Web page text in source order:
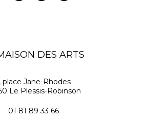
DES ARTS
place Jane-Rhodes
Le Plessis-Robinson
01 81 89 33 66